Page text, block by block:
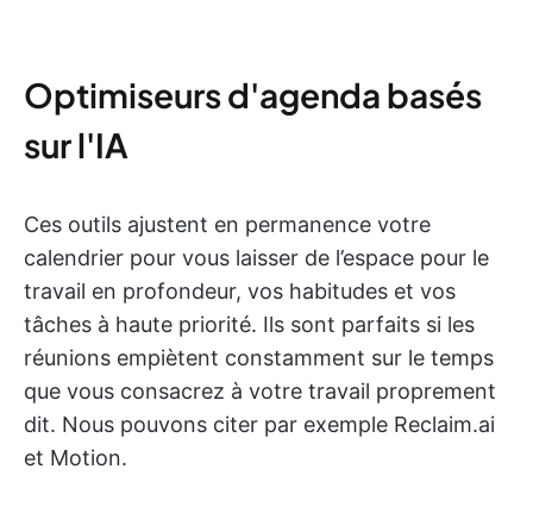
Optimiseurs d'agenda basés
sur l'IA
Ces outils ajustent en permanence votre
calendrier pour vous laisser de l’espace pour le
travail en profondeur, vos habitudes et vos
tâches à haute priorité. Ils sont parfaits si les
réunions empiètent constamment sur le temps
que vous consacrez à votre travail proprement
dit. Nous pouvons citer par exemple Reclaim.ai
et Motion.